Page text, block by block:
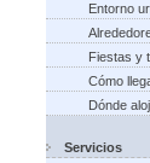
Entorno
Fiestas y
Cómo
Dónde
Servicios